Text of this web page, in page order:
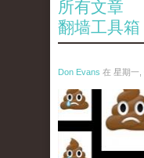
所有文章
翻墙工具箱
Don Evans 在 星期一,